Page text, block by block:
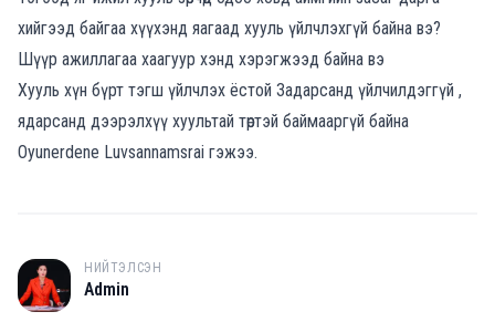
хийгээд байгаа хүүхэнд яагаад хууль үйлчлэхгүй байна вэ?
Шүүр ажиллагаа хаагуур хэнд хэрэгжээд байна вэ
Хууль хүн бүрт тэгш үйлчлэх ёстой Задарсанд үйлчилдэггүй ,
ядарсанд дээрэлхүү хуультай төртэй баймааргүй байна
Oyunerdene Luvsannamsrai гэжээ.
A
НИЙТЭЛСЭН
Admin